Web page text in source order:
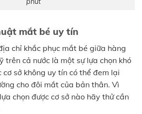
mắt bé uy tín
chỉ khắc phục mắt bé giữa hàng
trên cả nước là một sự lựa chọn khó
cơ sở không uy tín có thể đem lại
cho đôi mắt của bản thân. Vì
chọn được cơ sở nào hãy thử cần